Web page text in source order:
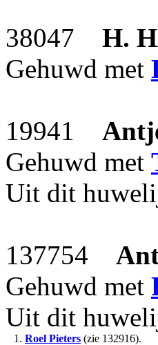
38047 H.
Gehuwd met
19941
Gehuwd met
Uit dit
137754
Gehuwd met
Uit dit
1. Roel Pieters (zie 132916).